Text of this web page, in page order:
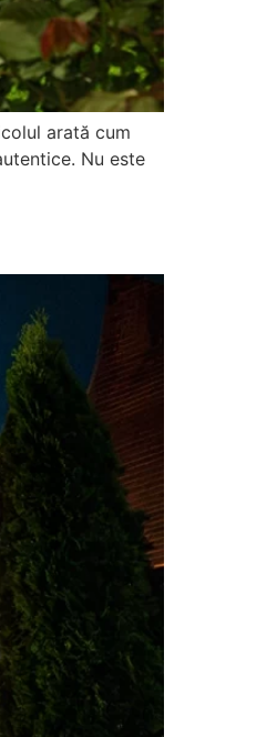
arată cum
Nu este